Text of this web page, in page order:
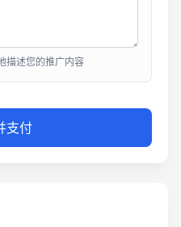
描述您的推广内容
支付